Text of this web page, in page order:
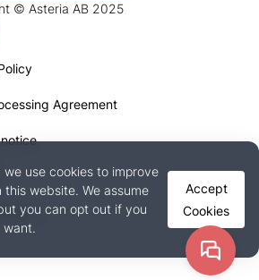
© Asteria AB 2025
Agreement
we use cookies to improve
website. We assume
you can opt out if you
want.
Accept
Cookies